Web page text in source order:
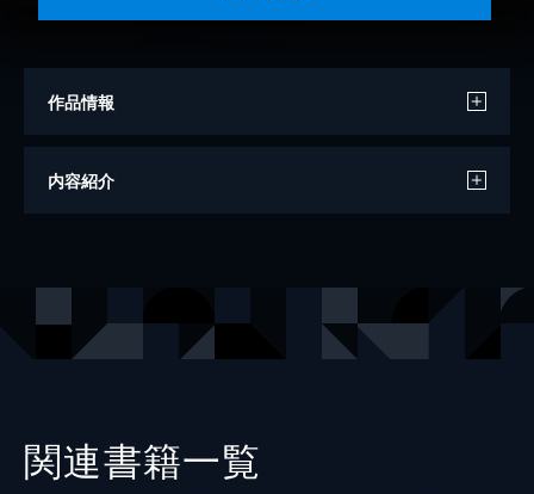
作品情報
著者
内容紹介
関連書籍一覧